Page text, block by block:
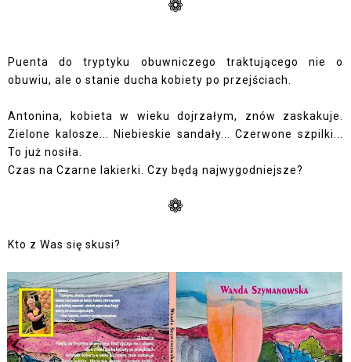
❁
Puenta do tryptyku obuwniczego traktującego nie o
obuwiu, ale o stanie ducha kobiety po przejściach.
Antonina, kobieta w wieku dojrzałym, znów zaskakuje.
Zielone kalosze... Niebieskie sandały... Czerwone szpilki...
To już nosiła.
Czas na Czarne lakierki. Czy będą najwygodniejsze?
❁
Kto z Was się skusi?